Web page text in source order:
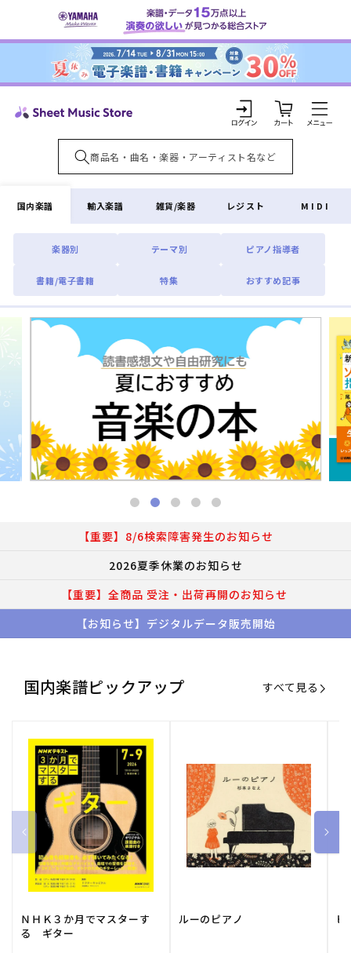
ンツに
ロ
グ
イ
ン
カ
ー
ト
国内楽譜
楽器別 テーマ別 ピアノ指導者
書籍/電子書籍 特集 おすすめ記事
輸入楽譜 雑貨/楽器 レジスト MIDI
【重要】8/6検索障害発生のお知らせ
2026夏季休業のお知らせ
【重要】全商品 受注・出荷再開のお知らせ
【お知らせ】デジタルデータ販売開始
国内楽譜ピックアップ すべて見る
ＮＨＫ３か月でマスターす
る ギター
ルーのピアノ ピ